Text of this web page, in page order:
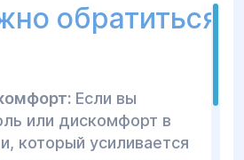
обратиться
Если вы
или дискомфорт в
который усиливается